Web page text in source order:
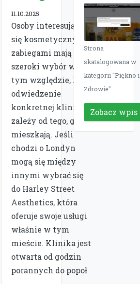
11.10.2025
Osoby interesujące
się kosmetycznymi
zabiegami mają
szeroki wybór w
tym względzie, lecz
odwiedzenie
konkretnej kliniki
zależy od tego, gdzie
mieszkają. Jeśli
chodzi o Londyn
mogą się między
innymi wybrać się
do Harley Street
Aesthetics, która
oferuje swoje usługi
właśnie w tym
mieście. Klinika jest
otwarta od godzin
porannych do popoł
Strona
skatalogowana w
kategorii "Piękno i
Zdrowie"
Zobacz wpis